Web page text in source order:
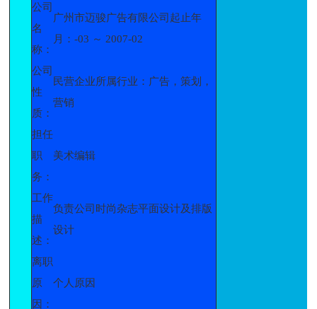
公司
名
称：
广州市迈骏广告有限公司起止年
月：-03 ～ 2007-02
公司
性
质：
民营企业所属行业：广告，策划，
营销
担任
职
务：
美术编辑
工作
描
述：
负责公司时尚杂志平面设计及排版
设计
离职
原
因：
个人原因